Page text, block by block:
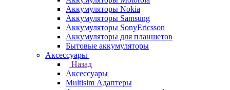
Аккумуляторы Nokia
Аккумуляторы Samsung
Аккумуляторы SonyEricsson
Аккумуляторы для планшетов
Бытовые аккумуляторы
Аксессуары
Назад
Аксессуары
Multisim Адаптеры